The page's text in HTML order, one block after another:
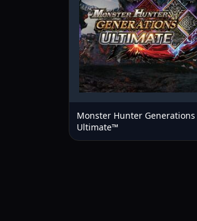
Monster Hunter Generations
Ultimate™